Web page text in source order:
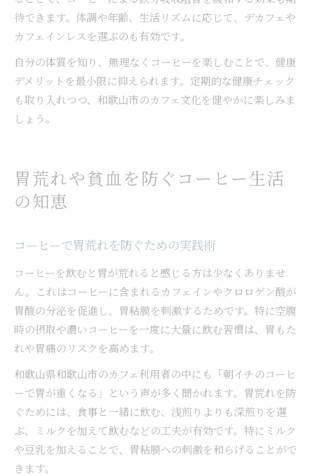
待できます。体調や年齢、生活リズムに応じて、デカフェや
カフェインレスを選ぶのも有効です。
自分の体質を知り、無理なくコーヒーを楽しむことで、健康
デメリットを最小限に抑えられます。定期的な健康チェック
も取り入れつつ、和歌山市のカフェ文化を健やかに楽しみま
しょう。
胃荒れや貧血を防ぐコーヒー生活
の知恵
コーヒーで胃荒れを防ぐための実践術
コーヒーを飲むと胃が荒れると感じる方は少なくありませ
ん。これはコーヒーに含まれるカフェインやクロロゲン酸が
胃酸の分泌を促進し、胃粘膜を刺激するためです。特に空腹
時の摂取や濃いコーヒーを一度に大量に飲む習慣は、胃もた
れや胃痛のリスクを高めます。
和歌山県和歌山市のカフェ利用者の中にも「朝イチのコーヒ
ーで胃が重くなる」という声が多く聞かれます。胃荒れを防
ぐためには、食事と一緒に飲む、浅煎りよりも深煎りを選
ぶ、ミルクを加えて飲むなどの工夫が有効です。特にミルク
や豆乳を加えることで、胃粘膜への刺激を和らげることがで
きます。